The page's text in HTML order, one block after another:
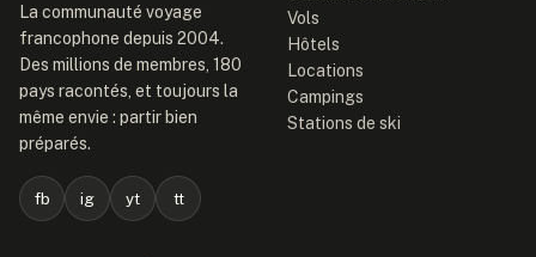
La communauté voyage
francophone depuis 2004.
Des millions de membres, 180
pays racontés, et toujours la
même envie : partir bien
préparés.
fb ig yt tt
Vols
Hôtels
Locations
Campings
Stations de ski